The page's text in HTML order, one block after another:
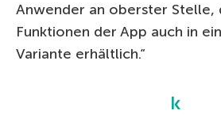
Anwender an oberster Stelle,
Funktionen der App auch in
Variante erhältlich.“